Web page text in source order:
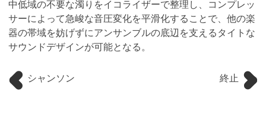
中低域の不要な濁りをイコライザーで整理し、コンプレッ
サーによって急峻な音圧変化を平滑化することで、他の楽
器の帯域を妨げずにアンサンブルの底辺を支えるタイトな
サウンドデザインが可能となる。
シャンソン 終止